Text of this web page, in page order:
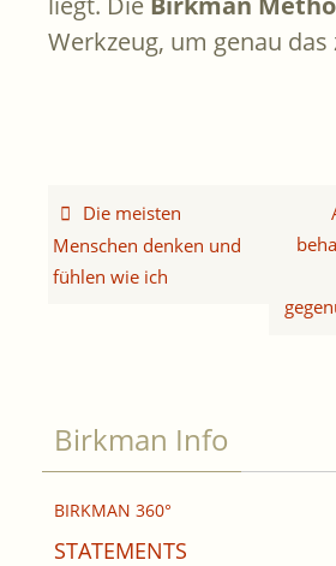
Werkzeug, um genau das
Die meisten
Menschen denken und
fühlen wie ich
Birkman Info
BIRKMAN 360°
STATEMENTS